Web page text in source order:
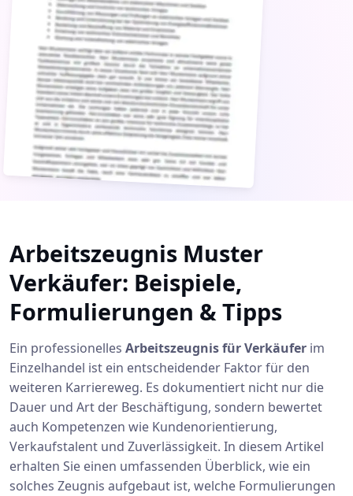
Arbeitszeugnis Muster
Verkäufer: Beispiele,
Formulierungen & Tipps
Ein professionelles Arbeitszeugnis für Verkäufer im
Einzelhandel ist ein entscheidender Faktor für den
weiteren Karriereweg. Es dokumentiert nicht nur die
Dauer und Art der Beschäftigung, sondern bewertet
auch Kompetenzen wie Kundenorientierung,
Verkaufstalent und Zuverlässigkeit. In diesem Artikel
erhalten Sie einen umfassenden Überblick, wie ein
solches Zeugnis aufgebaut ist, welche Formulierungen